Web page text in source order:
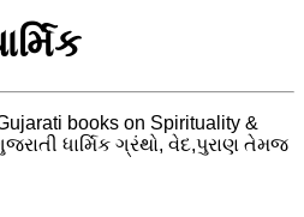
books on Spirituality &
ધાર્મિક ગ્રંથો, વેદ,પુરાણ તેમજ